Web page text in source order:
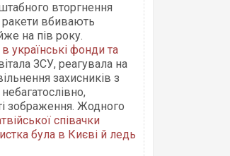
вторгнення
ракети вбивають
на пів року.
українські фонди та
ЗСУ, реагувала на
захисників з
зображення. Жодного
співачки
була в Києві й ледь